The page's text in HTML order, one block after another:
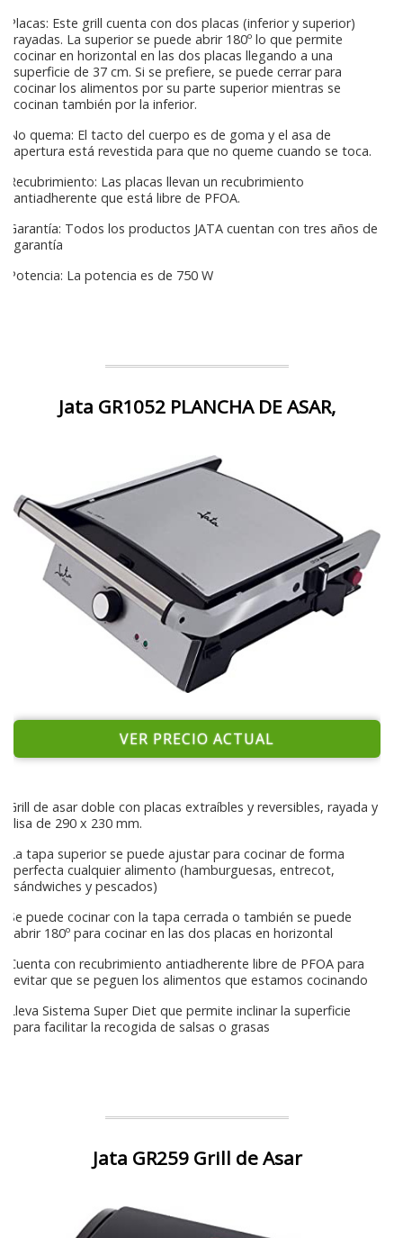
Placas: Este grill cuenta con dos placas (inferior y superior)
rayadas. La superior se puede abrir 180º lo que permite
cocinar en horizontal en las dos placas llegando a una
superficie de 37 cm. Si se prefiere, se puede cerrar para
cocinar los alimentos por su parte superior mientras se
cocinan también por la inferior.
No quema: El tacto del cuerpo es de goma y el asa de
apertura está revestida para que no queme cuando se toca.
Recubrimiento: Las placas llevan un recubrimiento
antiadherente que está libre de PFOA.
Garantía: Todos los productos JATA cuentan con tres años de
garantía
Potencia: La potencia es de 750 W
Jata GR1052 PLANCHA DE ASAR,
VER PRECIO ACTUAL
Grill de asar doble con placas extraíbles y reversibles, rayada y
lisa de 290 x 230 mm.
La tapa superior se puede ajustar para cocinar de forma
perfecta cualquier alimento (hamburguesas, entrecot,
sándwiches y pescados)
Se puede cocinar con la tapa cerrada o también se puede
abrir 180º para cocinar en las dos placas en horizontal
Cuenta con recubrimiento antiadherente libre de PFOA para
evitar que se peguen los alimentos que estamos cocinando
Lleva Sistema Super Diet que permite inclinar la superficie
para facilitar la recogida de salsas o grasas
Jata GR259 Grill de Asar